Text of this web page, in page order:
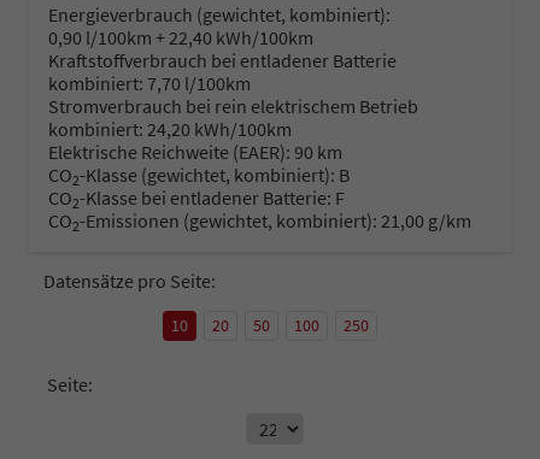
Energieverbrauch (gewichtet, kombiniert):
0,90 l/100km + 22,40 kWh/100km
Kraftstoffverbrauch bei entladener Batterie
kombiniert: 7,70 l/100km
Stromverbrauch bei rein elektrischem Betrieb
kombiniert: 24,20 kWh/100km
Elektrische Reichweite (EAER): 90 km
CO2-Klasse (gewichtet, kombiniert): B
CO2-Klasse bei entladener Batterie: F
CO2-Emissionen (gewichtet, kombiniert): 21,00 g/km
Datensätze pro Seite:
10 20 50 100 250
Seite: